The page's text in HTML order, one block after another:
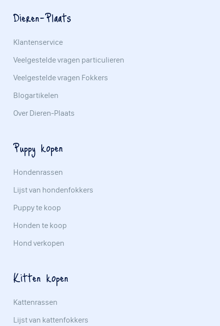
Dieren-Plaats
Klantenservice
Veelgestelde vragen particulieren
Veelgestelde vragen Fokkers
Blogartikelen
Over Dieren-Plaats
Puppy kopen
Hondenrassen
Lijst van hondenfokkers
Puppy te koop
Honden te koop
Hond verkopen
Kitten kopen
Kattenrassen
Lijst van kattenfokkers